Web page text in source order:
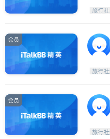
旅行社
会员
旅行社
会员
旅行社